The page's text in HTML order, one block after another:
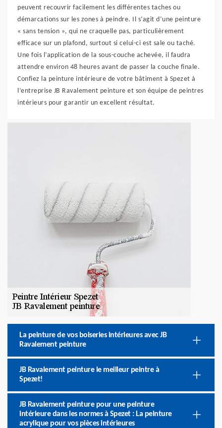
peuvent recouvrir facilement les différentes taches ou
démarcations sur les zones à peindre. Il s’agit d’une peinture
« sans tension », qui ne craquelle pas, particulièrement
efficace sur un plafond, surtout si celui-ci est sale ou taché.
Une fois l’application de la sous-couche achevée, il faudra
attendre environ 48 heures avant de passer la couche finale.
Confiez la peinture intérieure de votre bâtiment à Spezet à
l’entreprise JB Ravalement peinture et son équipe de peintres
intérieurs pour garantir un excellent résultat.
La peinture de vos boiseries intérieures avec JB
Ravalement peinture
JB Ravalement peinture le meilleur peintre à
Spezet!
JB Ravalement peinture pour une peinture
intérieure dans les normes à Spezet : La peinture
acrylique pour vos pièces intérieures